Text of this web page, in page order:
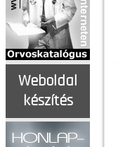
Weboldal
készítés